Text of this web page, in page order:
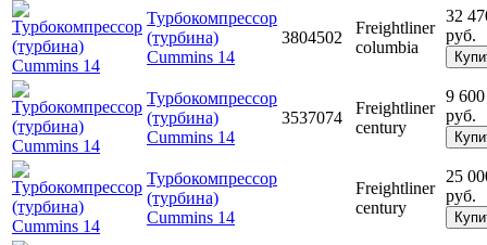
Турбокомпрессор
(турбина)
Cummins 14
3804502
Freightliner
columbia
32
руб.
Турбокомпрессор
(турбина)
Cummins 14
3537074
Freightliner
century
9 600
руб.
Турбокомпрессор
(турбина)
Cummins 14
Freightliner
century
25
руб.